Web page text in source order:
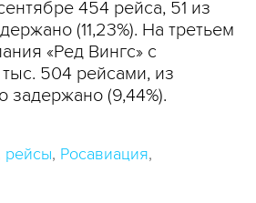
454 рейса, 51 из
(11,23%). На третьем
«Ред Вингс» с
504 рейсами, из
задержано (9,44%).
рейсы Росавиация